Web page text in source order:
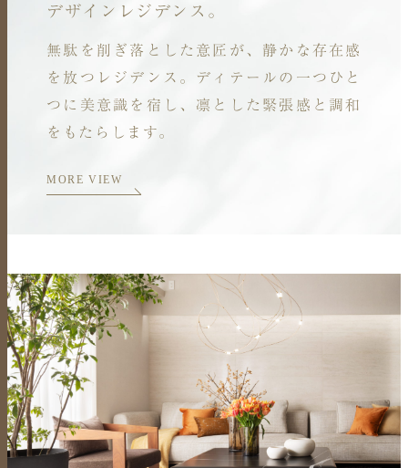
デザインレジデンス。
無駄を削ぎ落とした意匠が、 静かな存在感
を放つレジデンス。
ディテールの一つひと
つに美意識を宿し、 凛とした緊張感と調和
をもたらします。
MORE VIEW